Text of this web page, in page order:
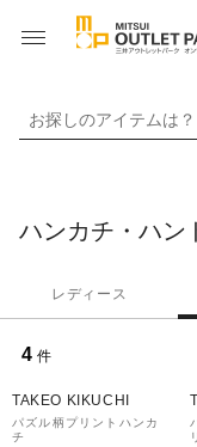
お探しのアイテムは？
ハンカチ・ハン
レディース
4 件
TAKEO KIKUCHI
パズル柄プリントハンカ
チ